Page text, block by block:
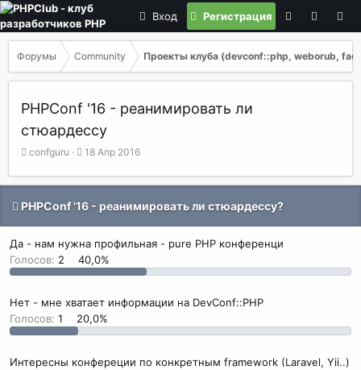
Вход Регистрация
Форумы Community Проекты клуба (devconf::php, weborub,
PHPConf '16 - реанимировать ли
стюардессу
А
т
р
т
ы
confguru
Д
т
н
а
ч
а
л
18 Апр 2016
PHPConf '16 - реанимировать ли стюардессу?
Да - нам нужна профильная - pure PHP конференци
Голосов: 2 40,0%
Нет - мне хватает информации на DevConf::PHP
Голосов: 1 20,0%
Интересны конфереции по конкретным framework (Laravel, Yii..)